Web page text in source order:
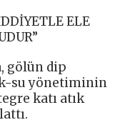
ELE
gölün dip
su yönetiminin
katı atık